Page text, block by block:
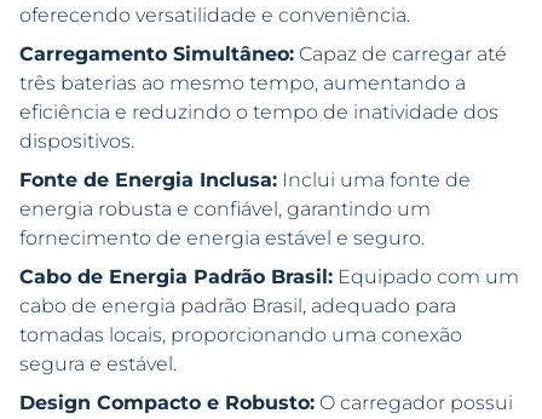
oferecendo versatilidade e conveniência.
Carregamento Simultâneo: Capaz de carregar até
três baterias ao mesmo tempo, aumentando a
eficiência e reduzindo o tempo de inatividade dos
dispositivos.
Fonte de Energia Inclusa: Inclui uma fonte de
energia robusta e confiável, garantindo um
fornecimento de energia estável e seguro.
Cabo de Energia Padrão Brasil: Equipado com um
cabo de energia padrão Brasil, adequado para
tomadas locais, proporcionando uma conexão
segura e estável.
Design Compacto e Robusto: O carregador possui